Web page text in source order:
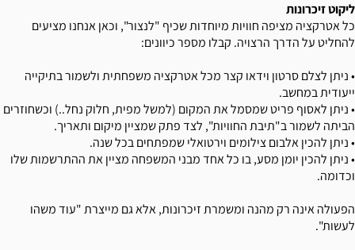
ליקוט זיכרונות
כל אטרקציה מציפה חוויות מיוחדות שכיף "לנצור", וכאן אנחנו מציעים
להחליט על הדרך הרצויה. קבלו מספר כיוונים:
• ניתן לצלם סרטון וידאו קצר מכל אטרקציה משפחתית ולשמור בתיקייה
ייעודית במחשב.
• ניתן לאסוף פריט שמסמל את המקום (למשל מפית, חלוק נחל..) וכשחוזרים
הביתה לשמור ב"תיבת החוויות", לצד פתק שמציין מיקום ותאריך.
• ניתן להכין אלבום צילומים וירטואלי שמפתחים בכל שנה.
• ניתן להכין יומן מסע, בו כל אחד מבני המשפחה מציין את ההתרשמות שלו
וכדומה.
הפעולה אינה רק מהנה ומשמרת זיכרונות, אלא גם מייצרת "עוד משהו
לעשות".